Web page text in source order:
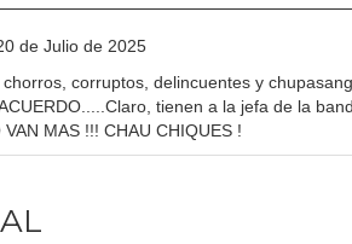
de Julio de 2025
corruptos, delincuentes y
tienen a la jefa de la
MAS !!! CHAU CHIQUES !